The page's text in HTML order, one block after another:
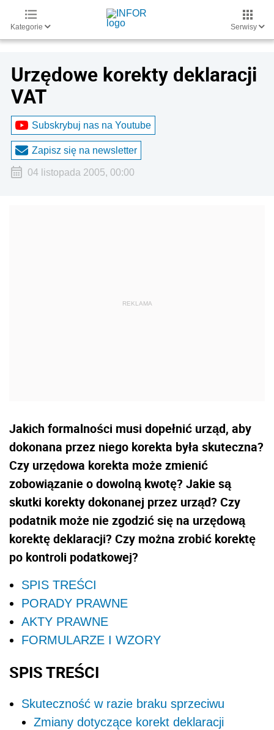
Kategorie Serwisy
Urzędowe korekty deklaracji
VAT
Subskrybuj nas na Youtube
Zapisz się na newsletter
04 listopada 2005, 00:00
Jakich formalności musi dopełnić urząd, aby
dokonana przez niego korekta była skuteczna?
Czy urzędowa korekta może zmienić
zobowiązanie o dowolną kwotę? Jakie są
skutki korekty dokonanej przez urząd? Czy
podatnik może nie zgodzić się na urzędową
korektę deklaracji? Czy można zrobić korektę
po kontroli podatkowej?
SPIS TREŚCI
PORADY PRAWNE
AKTY PRAWNE
FORMULARZE I WZORY
SPIS TREŚCI
Skuteczność w razie braku sprzeciwu
Zmiany dotyczące korekt deklaracji